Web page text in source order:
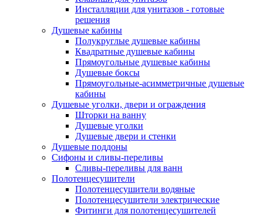
Инсталляции для унитазов - готовые
решения
Душевые кабины
Полукруглые душевые кабины
Квадратные душевые кабины
Прямоугольные душевые кабины
Душевые боксы
Прямоугольные-асимметричные душевые
кабины
Душевые уголки, двери и ограждения
Шторки на ванну
Душевые уголки
Душевые двери и стенки
Душевые поддоны
Сифоны и сливы-переливы
Сливы-переливы для ванн
Полотенцесушители
Полотенцесушители водяные
Полотенцесушители электрические
Фитинги для полотенцесушителей